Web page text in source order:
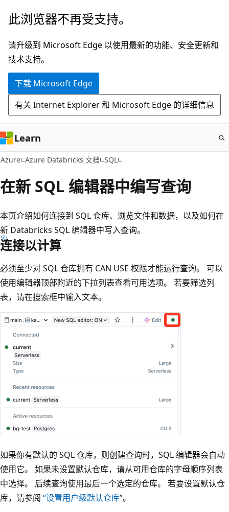
跳
主
要
内
此浏览器不再受支持。
请升级到 Microsoft Edge 以使用最新的功能、安全更新和
技术支持。
下载 Microsoft Edge
有关 Internet Explorer 和 Microsoft Edge 的详细信息
Learn
Azure Azure Databricks 文档 SQL
在新 SQL 编辑器中编写查询
本页介绍如何连接到 SQL 仓库、浏览文件和数据，以及如何在
新 Databricks SQL 编辑器中写入查询。
连接以计算
必须至少对 SQL 仓库拥有 CAN USE 权限才能运行查询。 可以
使用编辑器顶部附近的下拉列表查看可用选项。 若要筛选列
表，请在搜索框中输入文本。
如果你有默认的 SQL 仓库，则创建查询时，SQL 编辑器会自动
使用它。 如果未设置默认仓库，请从可用仓库的字母顺序列表
中选择。 后续查询使用最后一个选定的仓库。 若要设置默认仓
库，请参阅 “设置用户级默认仓库”。